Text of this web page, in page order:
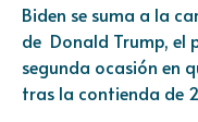
Biden se suma a la
de Donald Trump, el
segunda ocasión en
tras la contienda de